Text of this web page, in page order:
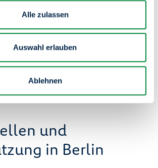
Alle zulassen
Auswahl erlauben
Ablehnen
und Sirenen und vernetzen Sie
in Ihrem unmittelbaren Umfeld. Helfen
Sie auch auf Menschen acht, die
angewiesen sind.
auch nicht von Gerüchten und
mit Fakten belegte Quellen und befolgen
und
in Berlin